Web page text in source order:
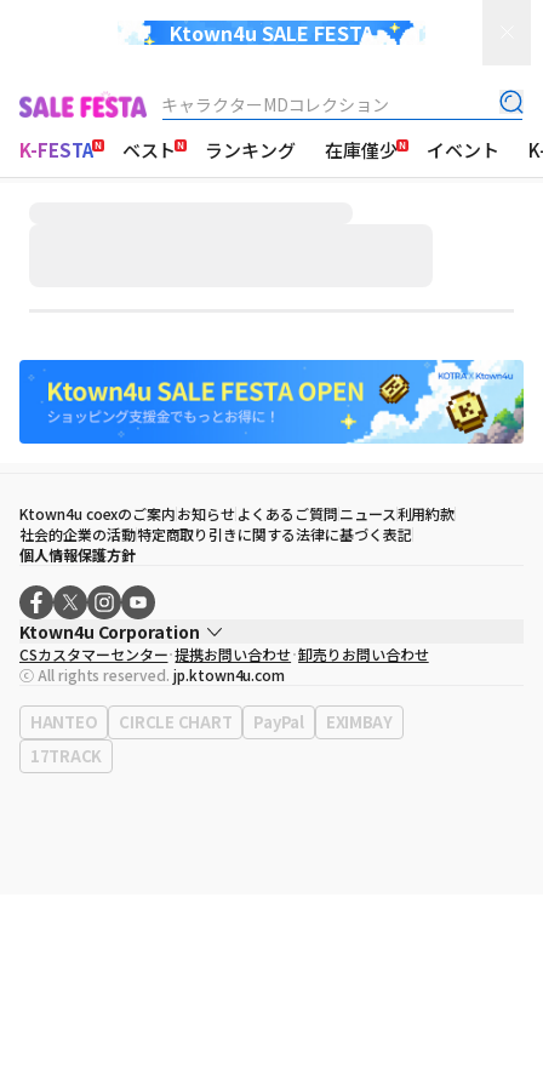
Ktown4u SALE FESTA
キャラクターMDコレクション
K-FESTA ベスト ランキング 在庫僅少 イベント
Ktown4u coexのご案内お知らせよくあるご質問ニュース利用約款
社会的企業の活動特定商取り引きに関する法律に基づく表記
個人情報保護方針
Ktown4u Corporation
代表取締役
ソン・ヒョミン
事業者登録番号120-87-71116
eContext
0120-23-7523
事務所住所
ソウル特別市江南区永東大路513、3階(三成洞、coex)
CSカスタマーセンター 提携お問い合わせ 卸売りお問い合わせ
ⓒ All rights reserved. jp.ktown4u.com
HANTEO CIRCLE CHART PayPal
EXIMBAY
17TRACK